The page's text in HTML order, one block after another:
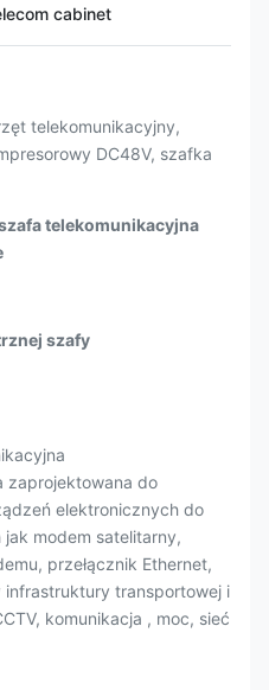
cabinet
telekomunikacyjny,
DC48V, szafka
telekomunikacyjna
szafy
zaprojektowana do
elektronicznych do
modem satelitarny,
przełącznik Ethernet,
transportowej i
komunikacja , moc, sieć